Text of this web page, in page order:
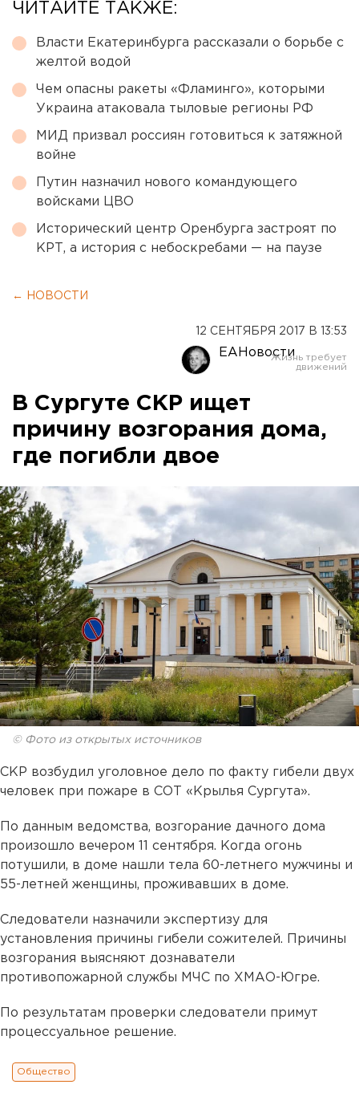
ЧИТАЙТЕ ТАКЖЕ:
Власти Екатеринбурга рассказали о борьбе с
желтой водой
Чем опасны ракеты «Фламинго», которыми
Украина атаковала тыловые регионы РФ
МИД призвал россиян готовиться к затяжной
войне
Путин назначил нового командующего
войсками ЦВО
Исторический центр Оренбурга застроят по
КРТ, а история с небоскребами — на паузе
← НОВОСТИ
12 СЕНТЯБРЯ 2017 В 13:53
ЕАНовости
В Сургуте СКР ищет
причину возгорания дома,
где погибли двое
© Фото из открытых источников
СКР возбудил уголовное дело по факту гибели двух
человек при пожаре в СОТ «Крылья Сургута».
По данным ведомства, возгорание дачного дома
произошло вечером 11 сентября. Когда огонь
потушили, в доме нашли тела 60-летнего мужчины и
55-летней женщины, проживавших в доме.
Следователи назначили экспертизу для
установления причины гибели сожителей. Причины
возгорания выясняют дознаватели
противопожарной службы МЧС по ХМАО-Югре.
По результатам проверки следователи примут
процессуальное решение.
Общество